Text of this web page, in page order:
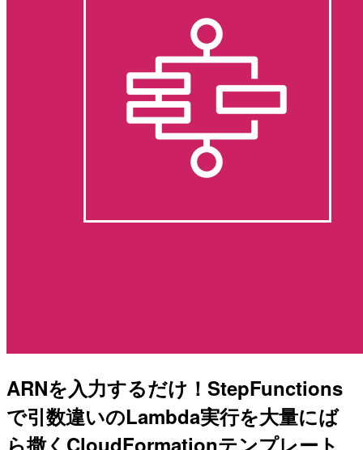
ARNを入力するだけ！StepFunctions
で引数違いのLambda実行を大量にば
ら撒くCloudFormationテンプレート